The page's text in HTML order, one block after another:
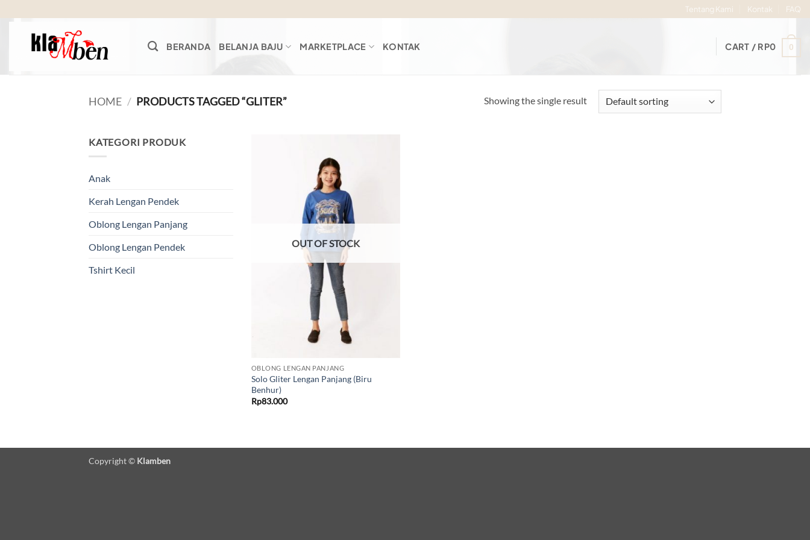
content
Tentang Kami Kontak FAQ
BERANDA BELANJA BAJU MARKETPLACE KONTAK CART / RP0 0
HOME / PRODUCTS TAGGED “GLITER” Showing the single result
KATEGORI PRODUK
Anak
Kerah Lengan Pendek
Oblong Lengan Panjang
Oblong Lengan Pendek
Tshirt Kecil
OUT OF STOCK
OBLONG LENGAN PANJANG
Solo Gliter Lengan Panjang (Biru
Benhur)
Rp83.000
Copyright © Klamben